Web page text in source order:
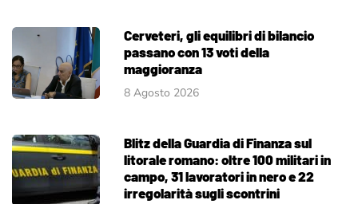
Cerveteri, gli equilibri di bilancio
passano con 13 voti della
maggioranza
8 Agosto 2026
Blitz della Guardia di Finanza sul
litorale romano: oltre 100 militari in
campo, 31 lavoratori in nero e 22
irregolarità sugli scontrini